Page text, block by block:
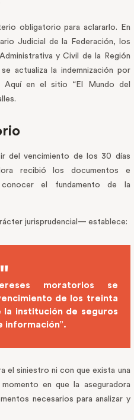
obligatorio para aclararlo. En
Judicial de la Federación, los
y Civil de la Región
actualiza la indemnización por
en el sitio “El Mundo del
del vencimiento de los 30 días
recibió los documentos e
conocer el fundamento de la
jurisprudencial— establece:
moratorios se
de los treinta
institución de seguros
información”.
el siniestro ni con que exista una
en que la aseguradora
necesarios para analizar y